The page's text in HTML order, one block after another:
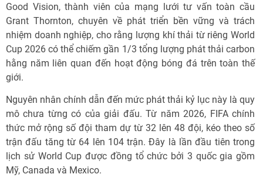
Good Vision, thành viên của mạng lưới tư vấn toàn cầu
Grant Thornton, chuyên về phát triển bền vững và trách
nhiệm doanh nghiệp, cho rằng lượng khí thải từ riêng World
Cup 2026 có thể chiếm gần 1/3 tổng lượng phát thải carbon
hằng năm liên quan đến hoạt động bóng đá trên toàn thế
giới.
Nguyên nhân chính dẫn đến mức phát thải kỷ lục này là quy
mô chưa từng có của giải đấu. Từ năm 2026, FIFA chính
thức mở rộng số đội tham dự từ 32 lên 48 đội, kéo theo số
trận đấu tăng từ 64 lên 104 trận. Đây là lần đầu tiên trong
lịch sử World Cup được đồng tổ chức bởi 3 quốc gia gồm
Mỹ, Canada và Mexico.